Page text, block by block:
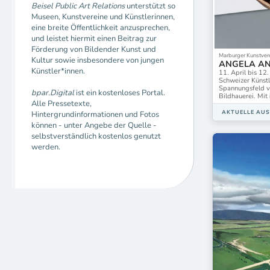
Beisel Public Art Relationsunterstützt so
Museen, Kunstvereine und Künstlerinnen,
eine breite Öffentlichkeit anzusprechen,
und leistet hiermit einen Beitrag zur
Förderung von Bildender Kunst und
Kultur sowie insbesondere von jungen
Künstler*innen.
bpar.Digitalist ein kostenloses Portal.
Alle Pressetexte,
Hintergrundinformationen und Fotos
können - unter Angebe der Quelle -
selbstverständlich kostenlos genutzt
werden.
Edith-Russ-
FAK -
GAK
GFjK
Gesellschaft
Baden
HMKV
Haus am
Jenaer
KunstHaus
Kunstforum
Kunsthalle
Kunsthalle
Kunstraum
e.V
Kunstverein
Marburger
ANGELA
11. April bis 12.
Schweizer
Spannungsfeld
Bildhauerei. Mit
AKTUELLE